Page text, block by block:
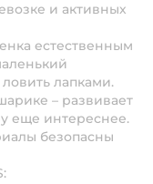
и активных
естественным
лапками.
– развивает
еще интереснее.
безопасны